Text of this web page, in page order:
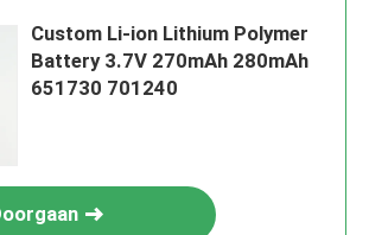
Custom Li-ion Lithium Polymer
Battery 3.7V 270mAh 280mAh
651730 701240